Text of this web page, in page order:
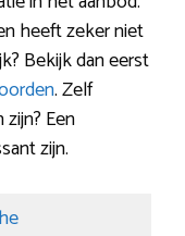
heeft zeker niet
Bekijk dan eerst
. Zelf
Een
zijn.